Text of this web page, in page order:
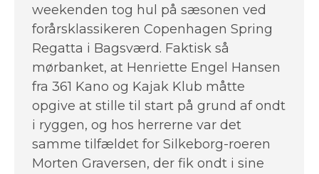
weekenden tog hul på sæsonen ved
forårsklassikeren Copenhagen Spring
Regatta i Bagsværd. Faktisk så
mørbanket, at Henriette Engel Hansen
fra 361 Kano og Kajak Klub måtte
opgive at stille til start på grund af ondt
i ryggen, og hos herrerne var det
samme tilfældet for Silkeborg-roeren
Morten Graversen, der fik ondt i sine